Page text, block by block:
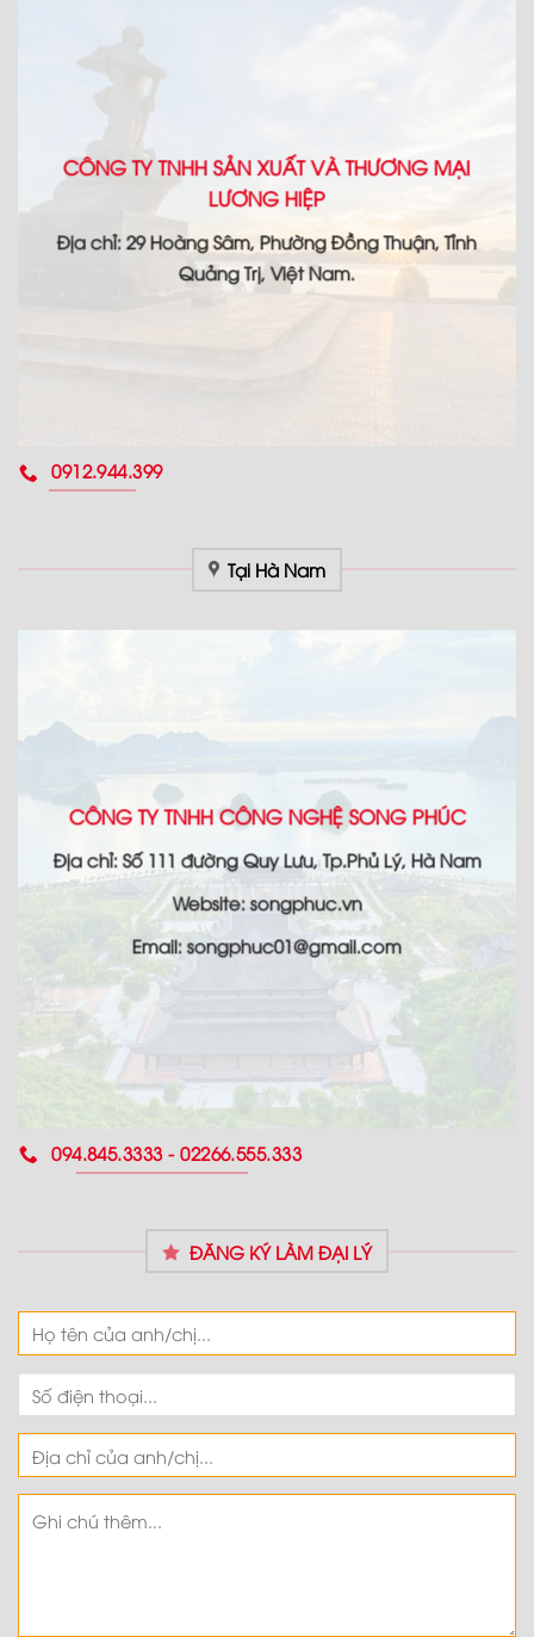
CÔNG TY TNHH SẢN XUẤT VÀ THƯƠNG MẠI
LƯƠNG HIỆP
Địa chỉ: 29 Hoàng Sâm, Phường Đồng Thuận, Tỉnh
Quảng Trị, Việt Nam.
0912.944.399
Tại Hà Nam
CÔNG TY TNHH CÔNG NGHỆ SONG PHÚC
Địa chỉ: Số 111 đường Quy Lưu, Tp.Phủ Lý, Hà Nam
Website: songphuc.vn
Email: songphuc01@gmail.com
094.845.3333 - 02266.555.333
ĐĂNG KÝ LÀM ĐẠI LÝ